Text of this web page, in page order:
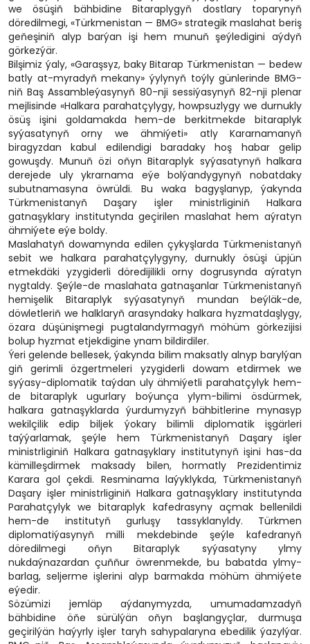
we ösüşiň bähbidine Bitaraplygyň dostlary toparynyň
döredilmegi, «Türkmenistan — BMG» strategik maslahat beriş
geňeşiniň alyp barýan işi hem munuň şeýledigini aýdyň
görkezýär.
Bilşimiz ýaly, «Garaşsyz, baky Bitarap Türkmenistan — bedew
batly at-myradyň mekany» ýylynyň toýly günlerinde BMG-
niň Baş Assambleýasynyň 80-nji sessiýasynyň 82-nji plenar
mejlisinde «Halkara parahatçylygy, howpsuzlygy we durnukly
ösüş işini goldamakda hem-de berkitmekde bitaraplyk
syýasatynyň orny we ähmiýeti» atly Kararnamanyň
biragyzdan kabul edilendigi baradaky hoş habar gelip
gowuşdy. Munuň özi oňyn Bitaraplyk syýasatynyň halkara
derejede uly ykrarnama eýe bolýandygynyň nobatdaky
subutnamasyna öwrüldi. Bu waka bagyşlanyp, ýakynda
Türkmenistanyň Daşary işler ministrliginiň Halkara
gatnaşyklary institutynda geçirilen maslahat hem aýratyn
ähmiýete eýe boldy.
Maslahatyň dowamynda edilen çykyşlarda Türkmenistanyň
sebit we halkara parahatçylygyny, durnukly ösüşi üpjün
etmekdäki yzygiderli döredijilikli orny dogrusynda aýratyn
nygtaldy. Şeýle-de maslahata gatnaşanlar Türkmenistanyň
hemişelik Bitaraplyk syýasatynyň mundan beýläk-de,
döwletleriň we halklaryň arasyndaky halkara hyzmatdaşlygy,
özara düşünişmegi pugtalandyrmagyň möhüm görkezijisi
bolup hyzmat etjekdigine ynam bildirdiler.
Ýeri gelende bellesek, ýakynda bilim maksatly alnyp barylýan
giň gerimli özgertmeleri yzygiderli dowam etdirmek we
syýasy-diplomatik taýdan uly ähmiýetli parahatçylyk hem-
de bitaraplyk ugurlary boýunça ylym-bilimi ösdürmek,
halkara gatnaşyklarda ýurdumyzyň bähbitlerine mynasyp
wekilçilik edip biljek ýokary bilimli diplomatik işgärleri
taýýarlamak, şeýle hem Türkmenistanyň Daşary işler
ministrliginiň Halkara gatnaşyklary institutynyň işini has-da
kämilleşdirmek maksady bilen, hormatly Prezidentimiz
Karara gol çekdi. Resminama laýyklykda, Türkmenistanyň
Daşary işler ministrliginiň Halkara gatnaşyklary institutynda
Parahatçylyk we bitaraplyk kafedrasyny açmak bellenildi
hem-de institutyň gurluşy tassyklanyldy. Türkmen
diplomatiýasynyň milli mekdebinde şeýle kafedranyň
döredilmegi oňyn Bitaraplyk syýasatyny ylmy
nukdaýnazardan çuňňur öwrenmekde, bu babatda ylmy-
barlag, seljerme işlerini alyp barmakda möhüm ähmiýete
eýedir.
Sözümizi jemläp aýdanymyzda, umumadamzadyň
bähbidine öňe sürülýän oňyn başlangyçlar, durmuşa
geçirilýän haýyrly işler taryh sahypalaryna ebedilik ýazylýar.